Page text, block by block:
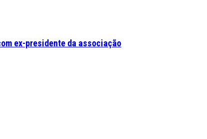
ex-presidente da associação